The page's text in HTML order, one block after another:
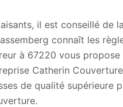
il est conseillé de
connaît les
à 67220 vous propose
Catherin
de qualité supérieure